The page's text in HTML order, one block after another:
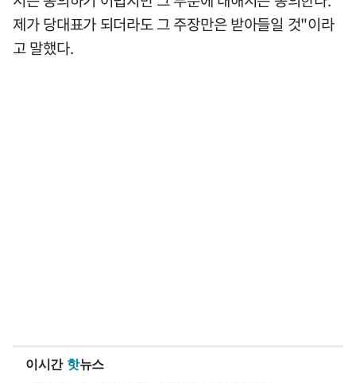
제가 당대표가 되더라도 그 주장만은 받아들일 것"이라
고 말했다.
이시간 핫뉴스